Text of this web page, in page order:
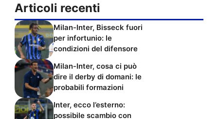
Articoli recenti
Milan-Inter, Bisseck fuori
per infortunio: le
condizioni del difensore
Milan-Inter, cosa ci può
dire il derby di domani: le
probabili formazioni
Inter, ecco l’esterno:
possibile scambio con